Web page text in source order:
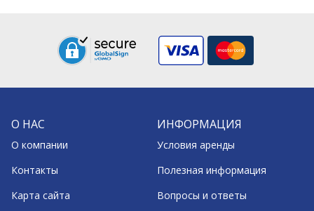
О НАС
О компании
Контакты
Карта сайта
ИНФОРМАЦИЯ
Условия аренды
Полезная информация
Вопросы и ответы